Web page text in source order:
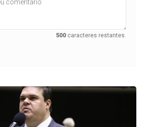
500 caracteres restantes.